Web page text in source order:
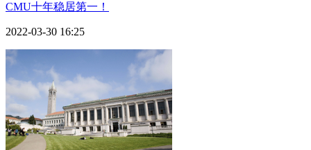
CMU十年稳居第一！
2022-03-30 16:25